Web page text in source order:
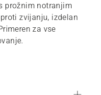
prožnim notranjim
zvijanju, izdelan